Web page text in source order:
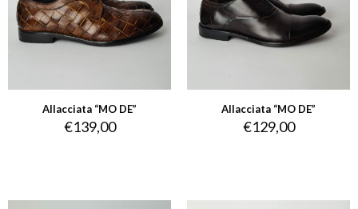
Allacciata “MO DE”
€139,00
Allacciata “MO DE”
€129,00